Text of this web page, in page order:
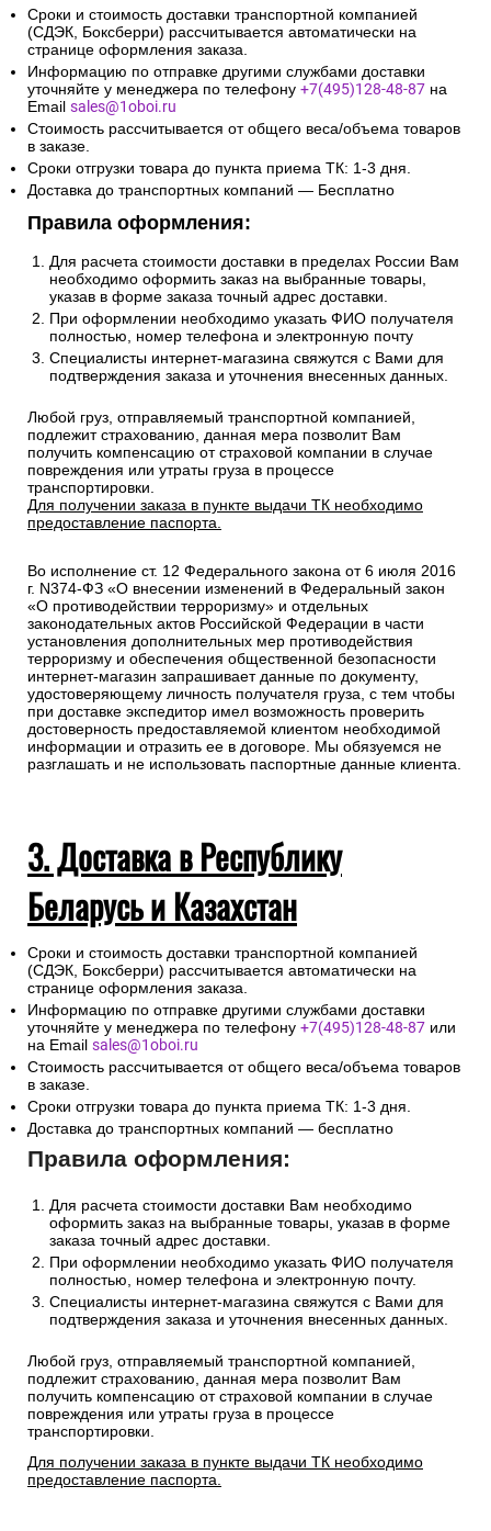
Сроки и стоимость доставки транспортной компанией
(СДЭК, Боксберри) рассчитывается автоматически на
странице оформления заказа.
Информацию по отправке другими службами доставки
уточняйте у менеджера по телефону +7(495)128-48-87 на
Email sales@1oboi.ru
Стоимость рассчитывается от общего веса/объема товаров
в заказе.
Сроки отгрузки товара до пункта приема ТК: 1-3 дня.
Доставка до транспортных компаний — Бесплатно
Правила оформления:
Для расчета стоимости доставки в пределах России Вам
необходимо оформить заказ на выбранные товары,
указав в форме заказа точный адрес доставки.
При оформлении необходимо указать ФИО получателя
полностью, номер телефона и электронную почту
Специалисты интернет-магазина свяжутся с Вами для
подтверждения заказа и уточнения внесенных данных.
Любой груз, отправляемый транспортной компанией,
подлежит страхованию, данная мера позволит Вам
получить компенсацию от страховой компании в случае
повреждения или утраты груза в процессе
транспортировки.
Для получении заказа в пункте выдачи ТК необходимо
предоставление паспорта.
Во исполнение ст. 12 Федерального закона от 6 июля 2016
г. N374-ФЗ «О внесении изменений в Федеральный закон
«О противодействии терроризму» и отдельных
законодательных актов Российской Федерации в части
установления дополнительных мер противодействия
терроризму и обеспечения общественной безопасности
интернет-магазин запрашивает данные по документу,
удостоверяющему личность получателя груза, с тем чтобы
при доставке экспедитор имел возможность проверить
достоверность предоставляемой клиентом необходимой
информации и отразить ее в договоре. Мы обязуемся не
разглашать и не использовать паспортные данные клиента.
3. Доставка в Республику
Беларусь и Казахстан
Сроки и стоимость доставки транспортной компанией
(СДЭК, Боксберри) рассчитывается автоматически на
странице оформления заказа.
Информацию по отправке другими службами доставки
уточняйте у менеджера по телефону +7(495)128-48-87 или
на Email sales@1oboi.ru
Стоимость рассчитывается от общего веса/объема товаров
в заказе.
Сроки отгрузки товара до пункта приема ТК: 1-3 дня.
Доставка до транспортных компаний — бесплатно
Правила оформления:
Для расчета стоимости доставки Вам необходимо
оформить заказ на выбранные товары, указав в форме
заказа точный адрес доставки.
При оформлении необходимо указать ФИО получателя
полностью, номер телефона и электронную почту.
Специалисты интернет-магазина свяжутся с Вами для
подтверждения заказа и уточнения внесенных данных.
Любой груз, отправляемый транспортной компанией,
подлежит страхованию, данная мера позволит Вам
получить компенсацию от страховой компании в случае
повреждения или утраты груза в процессе
транспортировки.
Для получении заказа в пункте выдачи ТК необходимо
предоставление паспорта.